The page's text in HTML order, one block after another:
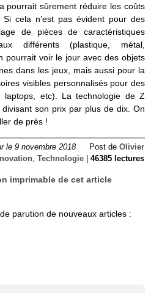
pourrait sûrement réduire les coûts
cela n’est pas évident pour des
de pièces de caractéristiques
différents (plastique, métal,
pourrait voir le jour avec des objets
dans les jeux, mais aussi pour la
visibles personnalisés pour des
laptops, etc). La technologie de Z
son prix par plus de dix. On
de près !
le 9 novembre 2018 Post de Olivier
, Technologie 46385 lectures
parution de nouveaux articles :